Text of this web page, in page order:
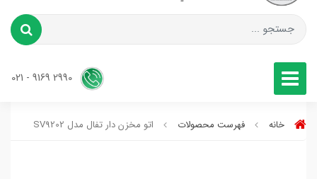
خانه فهرست محصولات اتو مخزن دار تفال مدل SV9202